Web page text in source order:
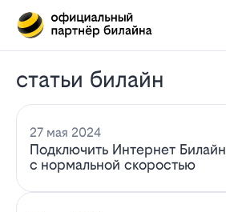
статьи билайн
27 мая 2024
Подключить Интернет Билайн
с нормальной скоростью